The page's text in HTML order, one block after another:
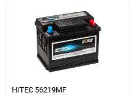
HITEC 56219MF